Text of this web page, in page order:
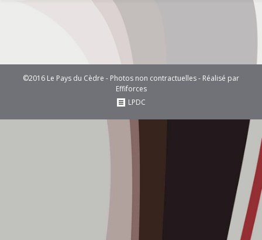
©2016 Le Pays du Cèdre - Photos non contractuelles - Réalisé par
Effiforces
LPDC